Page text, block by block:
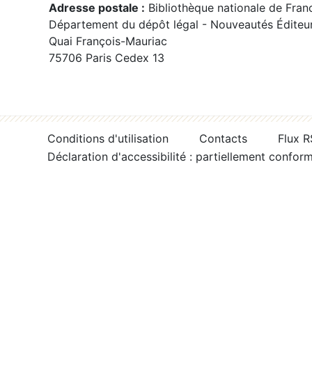
Adresse postale : Bibliothèque nationale de
Département du dépôt légal - Nouveautés
Quai François-Mauriac
75706 Paris Cedex 13
Conditions d'utilisation Contacts
Flux
Déclaration d'accessibilité : partiellement